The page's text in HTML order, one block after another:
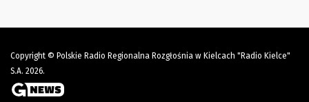
Copyright © Polskie Radio Regionalna Rozgłośnia w Kielcach "Radio Kielce"
S.A. 2026.